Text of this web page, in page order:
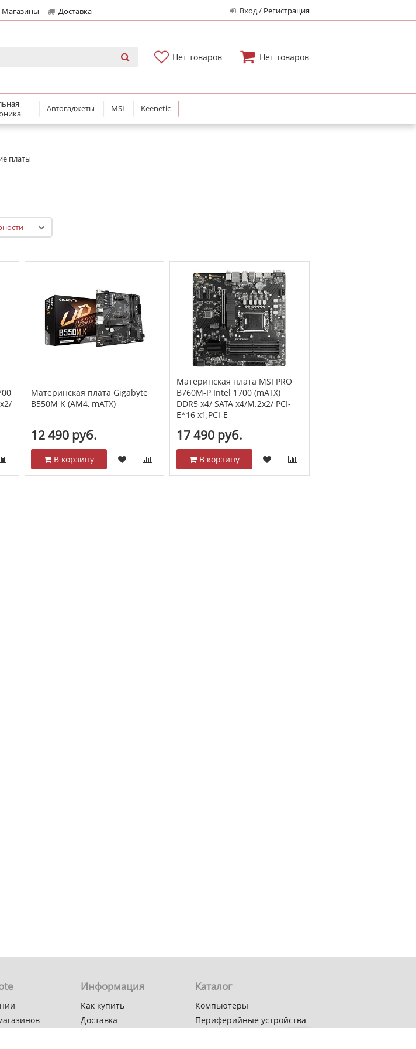
Магазины Доставка Вход / Регистрация
Нет товаров Нет товаров
Автогаджеты MSI Keenetic
платы
Материнская плата Gigabyte
B550M K (AM4, mATX)
12 490 руб.
В корзину
Материнская плата MSI PRO
B760M-P Intel 1700 (mATX)
DDR5 x4/ SATA x4/M.2x2/ PCI-
E*16 x1,PCI-E
17 490 руб.
В корзину
Информация
Как купить
Доставка
Каталог
Компьютеры
Периферийные устройства